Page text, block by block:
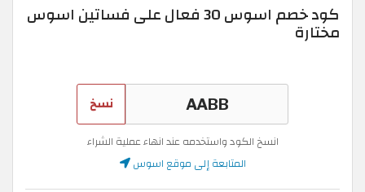
كود خصم اسوس 30 فعال على فساتين اسوس
مختارة
نسخ
انسخ الكود واستخدمه عند انهاء عملية الشراء
المتابعة إلى موقع اسوس